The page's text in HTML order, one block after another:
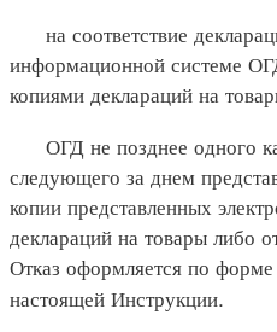
на соответствие
информационной системе
копиями деклараций на
ОГД не позднее одного
следующего за днем
копии представленных
деклараций на товары либо
Отказ оформляется по форме
настоящей Инструкции.